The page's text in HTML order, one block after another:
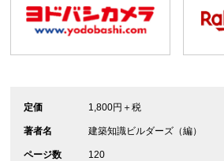
定価 1,800円＋税
著者名 建築知識ビルダーズ（編）
ページ数 120